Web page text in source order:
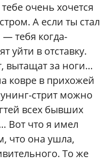
очень хочется
А если ты стал
тебя когда-
уйти в отставку.
вытащат за ноги…
ковре в прихожей
стрит можно
всех бывших
Вот что я имел
что она ушла,
То же